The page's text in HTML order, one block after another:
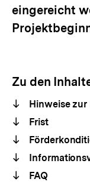
eingereicht
Zu den
Hinweise
Frist
FAQ